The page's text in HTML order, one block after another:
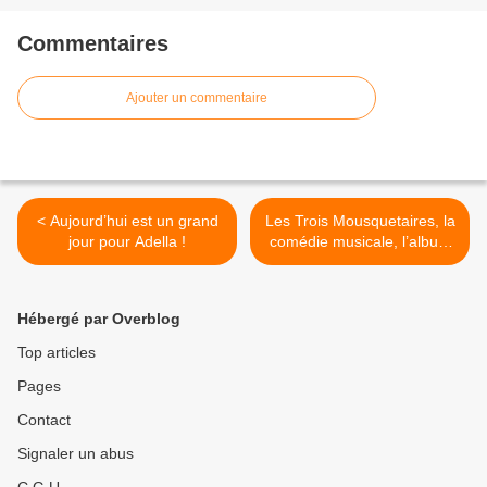
Commentaires
Ajouter un commentaire
< Aujourd’hui est un grand
jour pour Adella !
Les Trois Mousquetaires, la
comédie musicale, l’album
est disponible ! >
Hébergé par Overblog
Top articles
Pages
Contact
Signaler un abus